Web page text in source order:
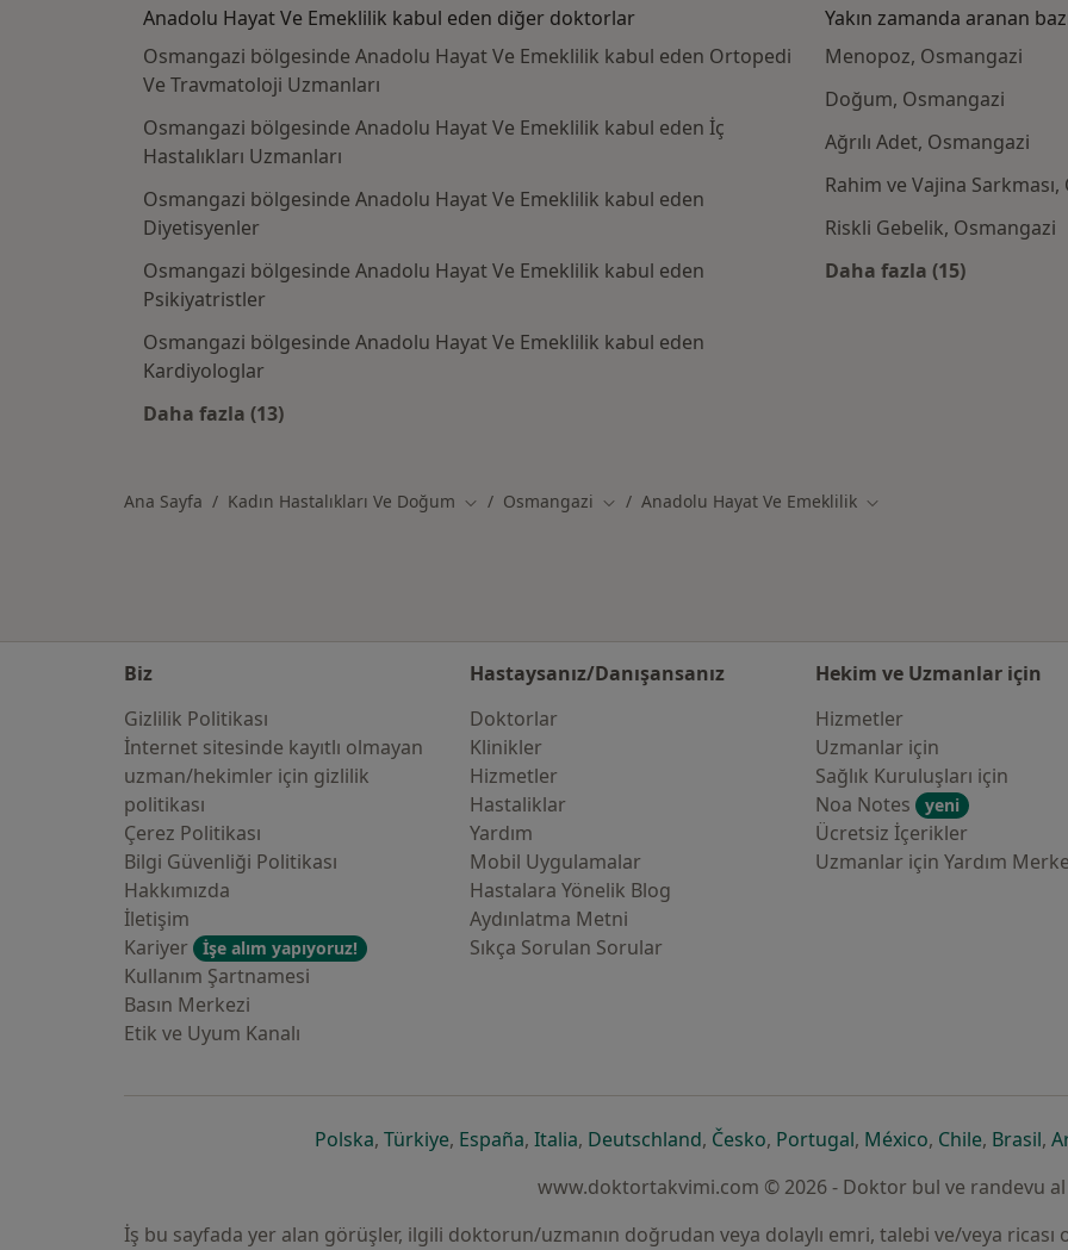
Anadolu Hayat Ve Emeklilik kabul eden diğer doktorlar
Osmangazi bölgesinde Anadolu Hayat Ve Emeklilik kabul eden Ortopedi
Ve Travmatoloji Uzmanları
Osmangazi bölgesinde Anadolu Hayat Ve Emeklilik kabul eden İç
Hastalıkları Uzmanları
Osmangazi bölgesinde Anadolu Hayat Ve Emeklilik kabul eden
Diyetisyenler
Osmangazi bölgesinde Anadolu Hayat Ve Emeklilik kabul eden
Psikiyatristler
Osmangazi bölgesinde Anadolu Hayat Ve Emeklilik kabul eden
Kardiyologlar
Daha fazla (13)
Yakın zamanda aranan
Menopoz, Osmangazi
Doğum, Osmangazi
Ağrılı Adet, Osmangazi
Rahim ve Vajina
Riskli Gebelik, Osmangazi
Daha fazla (15)
Ana Sayfa Kadın Hastalıkları Ve Doğum Şehir değiştir
Osmangazi Şehir değiştir
Anadolu Hayat Ve Emeklilik Şehir değiştir
Biz
Gizlilik Politikası
İnternet sitesinde kayıtlı olmayan
uzman/hekimler i̇çin gizlilik
politikası
Çerez Politikası
Bilgi Güvenliği Politikası
Hakkımızda
İletişim
Kariyer
İşe alım yapıyoruz!
Kullanım Şartnamesi
Basın Merkezi
Etik ve Uyum Kanalı
Hastaysanız/Danışansanız
Doktorlar
Klinikler
Hizmetler
Hastaliklar
Yardım
Mobil Uygulamalar
Hastalara Yönelik Blog
Aydınlatma Metni
Sıkça Sorulan Sorular
Hekim ve Uzmanlar için
Hizmetler
Uzmanlar için
Sağlık Kuruluşları için
Noa Notes
yeni
Ücretsiz İçerikler
Uzmanlar için Yardım
Polskayeni bir sekmede açılır
, Türkiyeyeni bir sekmede açılır
, Españayeni bir sekmede açılır
, Italiayeni bir sekmede açılır
, Deutschlandyeni bir sekmede açılır
, Českoyeni bir sekmede açılır
, Portugalyeni bir sekmede açılır
, Méxicoyeni bir
, Chileyeni bir
, Brasil,
www.doktortakvimi.com © 2026 - Doktor bul ve randevu al
İş bu sayfada yer alan görüşler, ilgili doktorun/uzmanın doğrudan veya dolaylı emri, talebi ve/veya ricası